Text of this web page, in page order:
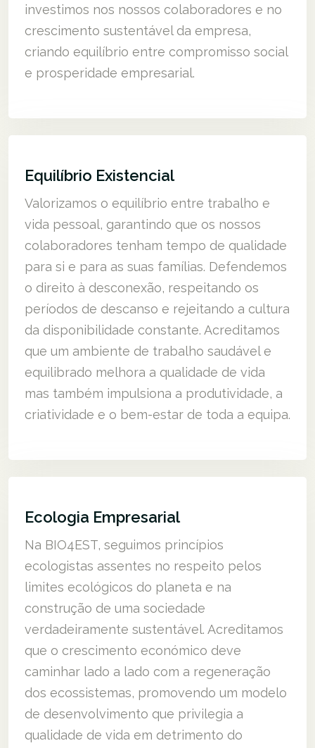
investimos nos nossos colaboradores e no
crescimento sustentável da empresa,
criando equilíbrio entre compromisso social
e prosperidade empresarial.
Equilíbrio Existencial
Valorizamos o equilíbrio entre trabalho e
vida pessoal, garantindo que os nossos
colaboradores tenham tempo de qualidade
para si e para as suas famílias. Defendemos
o direito à desconexão, respeitando os
períodos de descanso e rejeitando a cultura
da disponibilidade constante. Acreditamos
que um ambiente de trabalho saudável e
equilibrado melhora a qualidade de vida
mas também impulsiona a produtividade, a
criatividade e o bem-estar de toda a equipa.
Ecologia Empresarial
Na BIO4EST, seguimos princípios
ecologistas assentes no respeito pelos
limites ecológicos do planeta e na
construção de uma sociedade
verdadeiramente sustentável. Acreditamos
que o crescimento económico deve
caminhar lado a lado com a regeneração
dos ecossistemas, promovendo um modelo
de desenvolvimento que privilegia a
qualidade de vida em detrimento do